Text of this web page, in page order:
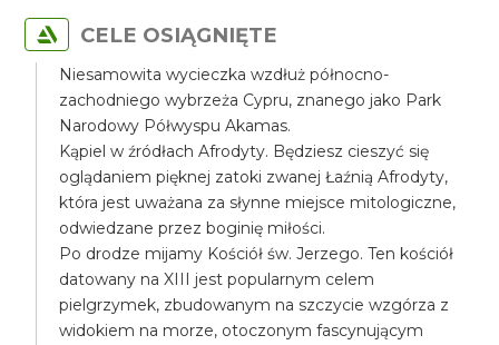
CELE OSIĄGNIĘTE
Niesamowita wycieczka wzdłuż północno-
zachodniego wybrzeża Cypru, znanego jako Park
Narodowy Półwyspu Akamas.
Kąpiel w źródłach Afrodyty. Będziesz cieszyć się
oglądaniem pięknej zatoki zwanej Łaźnią Afrodyty,
która jest uważana za słynne miejsce mitologiczne,
odwiedzane przez boginię miłości.
Po drodze mijamy Kościół św. Jerzego. Ten kościół
datowany na XIII jest popularnym celem
pielgrzymek, zbudowanym na szczycie wzgórza z
widokiem na morze, otoczonym fascynującym